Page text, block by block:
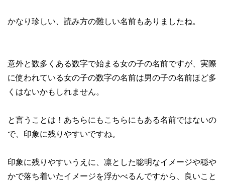
かなり珍しい、読み方の難しい名前もありましたね。
意外と数多くある数字で始まる女の子の名前ですが、実際
に使われている女の子の数字の名前は男の子の名前ほど多
くはないかもしれません。
と言うことは！あちらにもこちらにもある名前ではないの
で、印象に残りやすいですね。
印象に残りやすいうえに、凛とした聡明なイメージや穏や
かで落ち着いたイメージを浮かべるんですから、良いこと